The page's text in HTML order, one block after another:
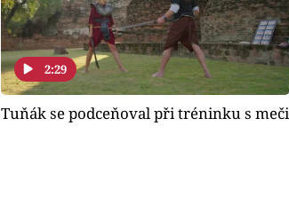
2:29
Tuňák se podceňoval při tréninku s meči